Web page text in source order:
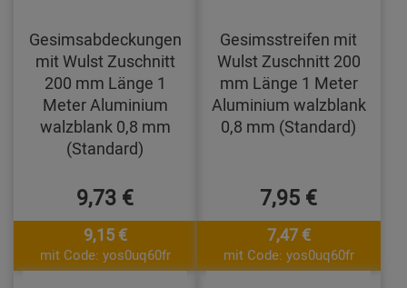
Gesimsabdeckungen
mit Wulst Zuschnitt
200 mm Länge 1
Meter Aluminium
walzblank 0,8 mm
(Standard)
9,73 €
9,15 €
mit Code: yos0uq60fr
Gesimsstreifen mit
Wulst Zuschnitt 200
mm Länge 1 Meter
Aluminium walzblank
0,8 mm (Standard)
7,95 €
7,47 €
mit Code: yos0uq60fr